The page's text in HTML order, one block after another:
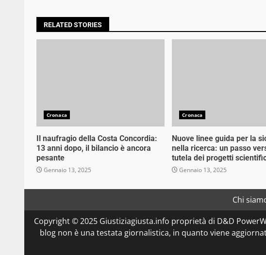
RELATED STORIES
Cronaca
Il naufragio della Costa Concordia:
13 anni dopo, il bilancio è ancora
pesante
Gennaio 13, 2025
Cronaca
Nuove linee guida per la
nella ricerca: un passo
tutela dei progetti
Gennaio 13, 2025
Chi
Copyright © 2025 Giustiziagiusta.info proprietà di D&D
blog non è una testata giornalistica, in quanto viene